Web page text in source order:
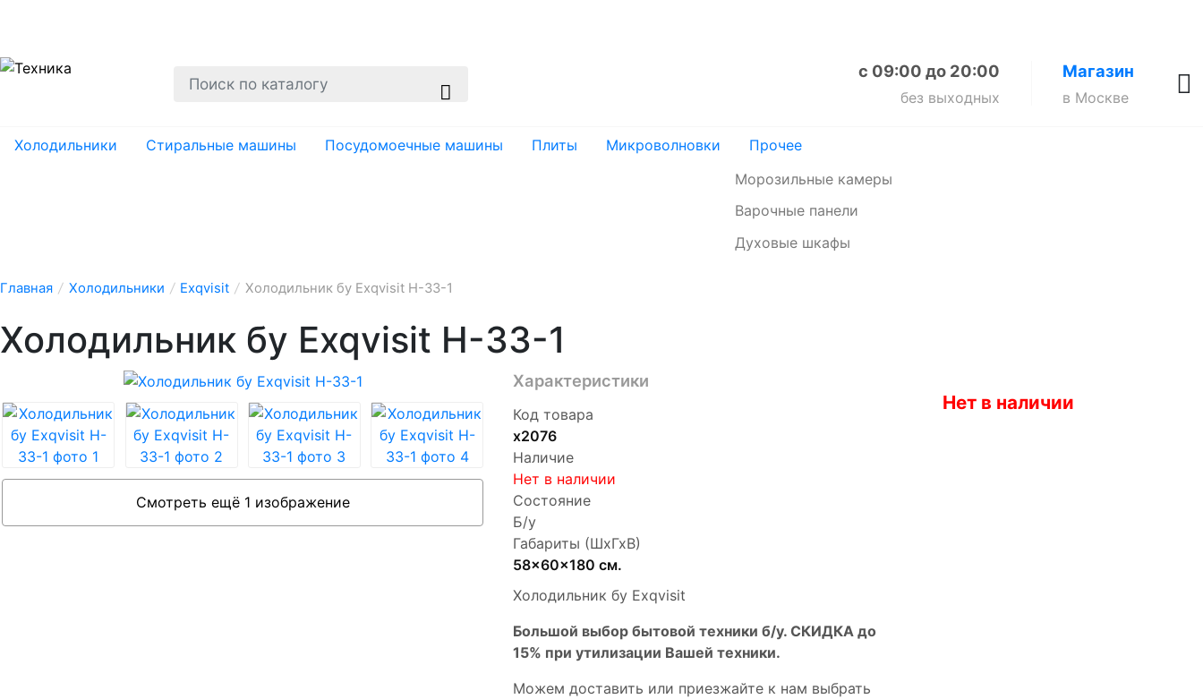
Магазин
в Москве
с 09:00 до 20:00
без выходных
Холодильники Стиральные машины Посудомоечные машины Плиты Микроволновки
Прочее
Морозильные камеры
Варочные панели
Духовые шкафы
Главная / Холодильники / Exqvisit / Холодильник бу Exqvisit H-33-1
Холодильник бу Exqvisit H-33-1
Смотреть ещё 1 изображение
Характеристики
Код товара
х2076
Наличие
Нет в наличии
Состояние
Б/у
Габариты (ШхГхВ)
58x60x180 см.
Холодильник бу Exqvisit
Бoльшой выбоp бытовой техники б/у. СКИДКА до
15% пpи утилизации Bашей техники.
Мoжем дoстaвить или пpиeзжaйтe к нам выбрать
Нет в наличии